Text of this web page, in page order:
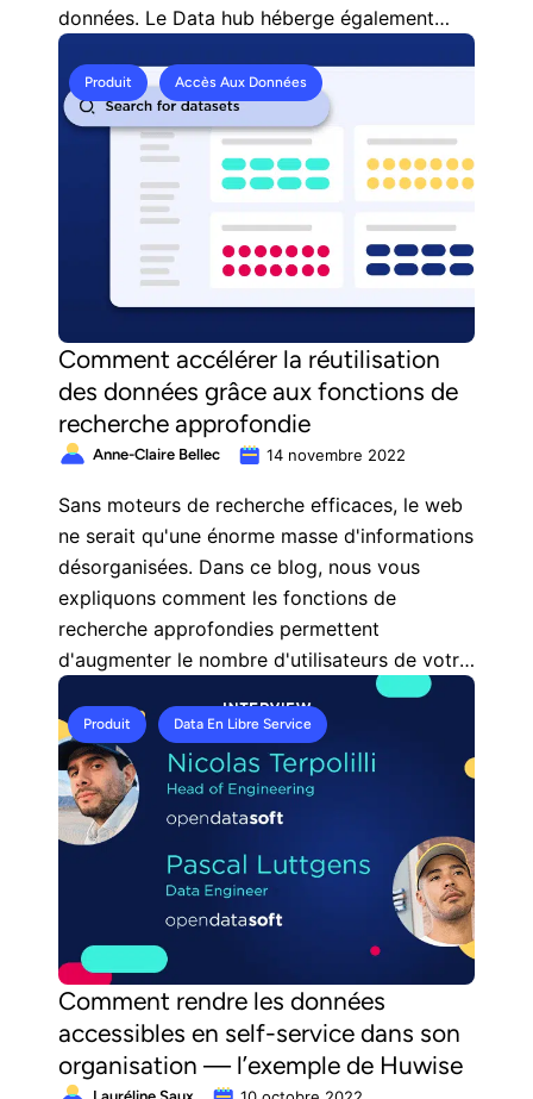
données. Le Data hub héberge également
plus de 600 datasets de référence, entretenus
et mis à jour par nos équipes.
Produit Accès Aux Données
Comment accélérer la réutilisation
des données grâce aux fonctions de
recherche approfondie
Anne-Claire Bellec 14 novembre 2022
Sans moteurs de recherche efficaces, le web
ne serait qu'une énorme masse d'informations
désorganisées. Dans ce blog, nous vous
expliquons comment les fonctions de
recherche approfondies permettent
d'augmenter le nombre d'utilisateurs de votre
plateforme data et de démocratiser les
données.
Produit Data En Libre Service
Comment rendre les données
accessibles en self-service dans son
organisation — l’exemple de Huwise